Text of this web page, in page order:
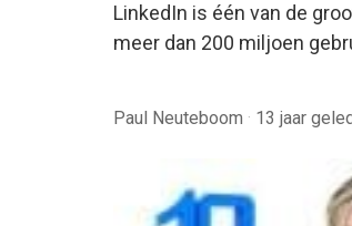
LinkedIn is één van de
meer dan 200 miljoen
Paul Neuteboom · 13 jaar